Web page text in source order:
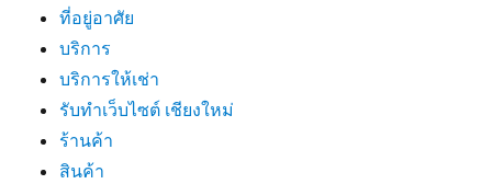
ที่อยู่อาศัย
บริการ
บริการให้เช่า
รับทำเว็บไซต์ เชียงใหม่
ร้านค้า
สินค้า